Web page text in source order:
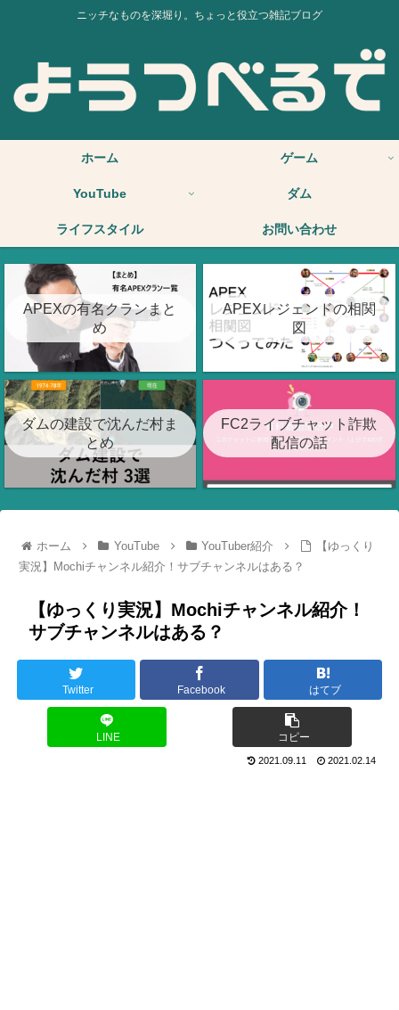
ニッチなものを深堀り。ちょっと役立つ雑記ブログ
ホーム ゲーム
YouTube ダム
ライフスタイル お問い合わせ
APEXの有名クランまと
め
APEXレジェンドの相関
図
ダムの建設で沈んだ村ま
とめ
FC2ライブチャット詐欺
配信の話
ホーム YouTube YouTuber紹介
【ゆっくり
実況】Mochiチャンネル紹介！サブチャンネルはある？
【ゆっくり実況】Mochiチャンネル紹介！
サブチャンネルはある？
Twitter Facebook はてブ
LINE コピー
2021.09.11 2021.02.14